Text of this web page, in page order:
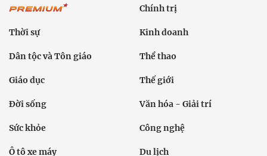
Chính trị
Thời sự Kinh doanh
Dân tộc và Tôn giáo Thể thao
Giáo dục Thế giới
Đời sống Văn hóa - Giải trí
Sức khỏe Công nghệ
Ô tô xe máy Du lịch